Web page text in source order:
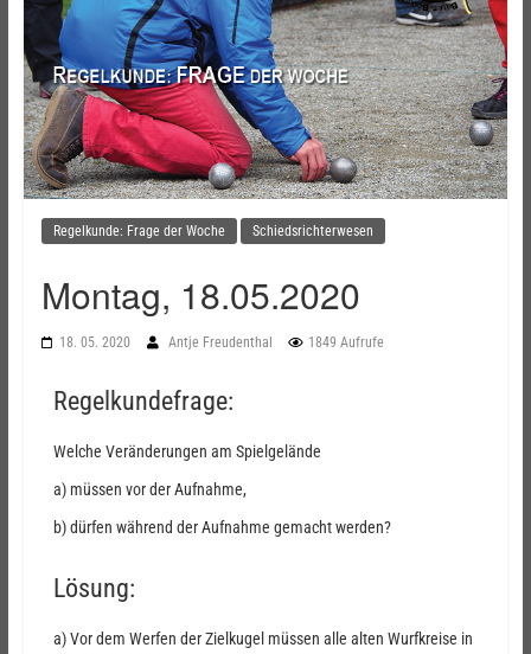
Regelkunde: Frage der Woche Schiedsrichterwesen
Montag, 18.05.2020
18. 05. 2020 Antje Freudenthal 1849 Aufrufe
Regelkundefrage:
Welche Veränderungen am Spielgelände
a) müssen vor der Aufnahme,
b) dürfen während der Aufnahme gemacht werden?
Lösung:
a) Vor dem Werfen der Zielkugel müssen alle alten Wurfkreise in